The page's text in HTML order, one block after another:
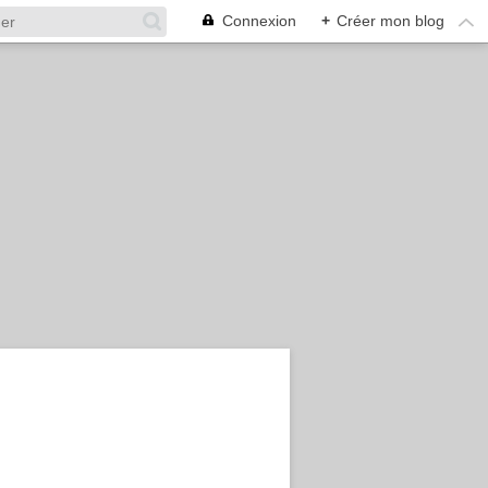
Connexion + Créer mon blog